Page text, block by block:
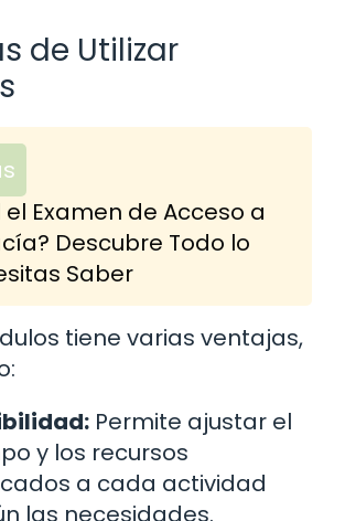
de Utilizar
el Examen de Acceso a
Descubre Todo lo
Saber
tiene varias ventajas,
Permite ajustar el
y los recursos
a cada actividad
las necesidades.